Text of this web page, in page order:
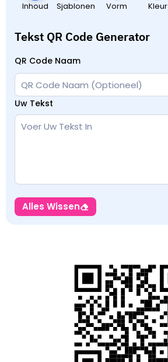
Inhoud Sjablonen Vorm Kleur
Tekst QR Code Generator
QR Code Naam
Uw Tekst
Alles Wissen